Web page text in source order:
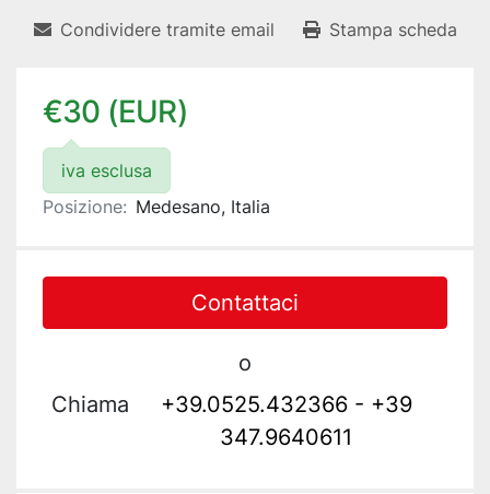
Condividere tramite email Stampa scheda
€30 (EUR)
iva esclusa
Posizione: Medesano, Italia
Contattaci
o
Chiama
+39.0525.432366 - +39
347.9640611